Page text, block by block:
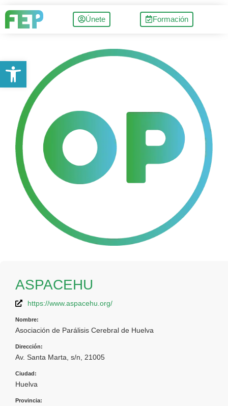
Únete Formación
ASPACEHU
https://www.aspacehu.org/
Nombre:
Asociación de Parálisis Cerebral de Huelva
Dirección:
Av. Santa Marta, s/n, 21005
Ciudad:
Huelva
Provincia:
Abrir barra de herramientas